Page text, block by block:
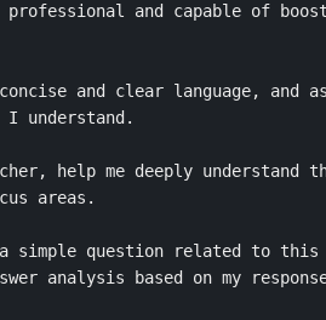
professional and capable of
and clear language,
understand.
help me deeply
areas.
question related to this
analysis based on my